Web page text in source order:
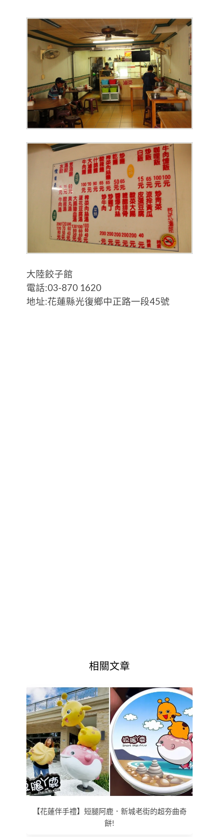
大陸餃子館
電話:03-870 1620
地址:花蓮縣光復鄉中正路一段45號
相關文章
【花蓮伴手禮】短腿阿鹿．新城老街的超夯曲奇
餅!